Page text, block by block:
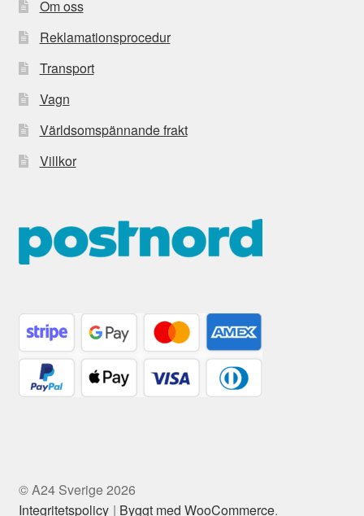
Om oss
Reklamationsprocedur
Transport
Vagn
Världsomspännande frakt
Villkor
© A24 Sverige 2026
Integritetspolicy
Byggt med WooCommerce.